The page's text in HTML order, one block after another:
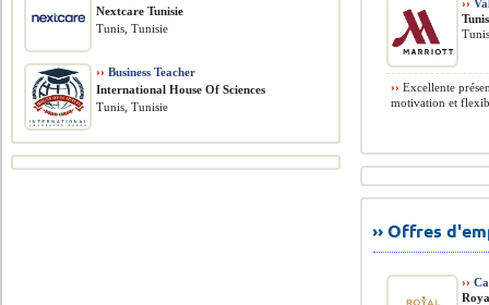
››
›› Excellente
motivation et
›› Offres
››
Nextcare Tunisie
Tunis, Tunisie
›› Business Teacher
International House Of Sciences
Tunis, Tunisie